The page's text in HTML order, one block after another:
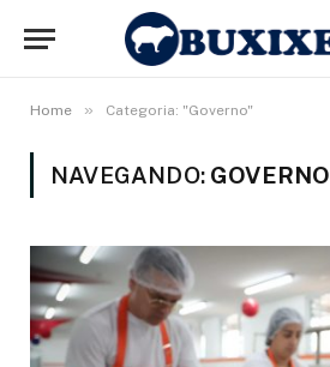
Home » Categoria: "Governo"
NAVEGANDO: GOVERNO